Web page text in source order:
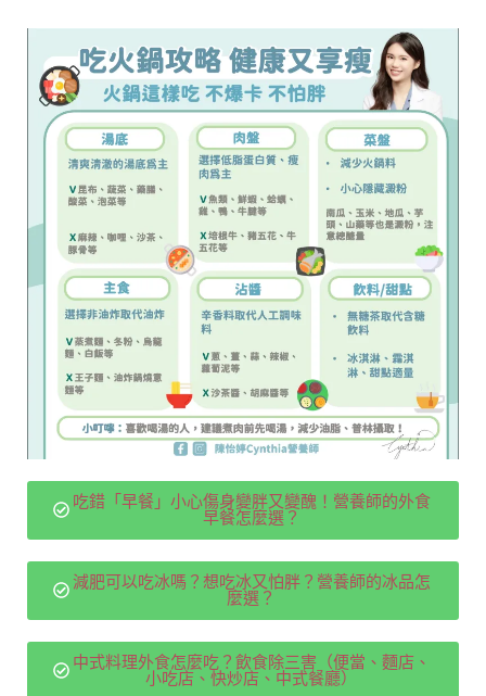
吃錯「早餐」小心傷身變胖又變醜！營養師的外食
早餐怎麼選？
減肥可以吃冰嗎？想吃冰又怕胖？營養師的冰品怎
麼選？
中式料理外食怎麼吃？飲食除三害（便當、麵店、
小吃店、快炒店、中式餐廳）